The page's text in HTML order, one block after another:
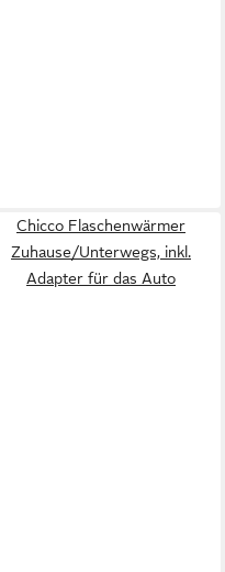
Chicco Flaschenwärmer
Zuhause/Unterwegs, inkl.
Adapter für das Auto